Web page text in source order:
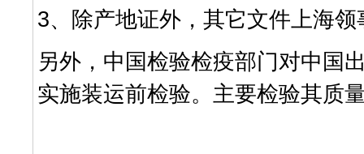
3、除产地证外，其它文件上海
另外，中国检验检疫部门对中国
实施装运前检验。主要检验其质